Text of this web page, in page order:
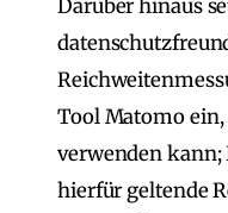
Darüber hinaus
Tool Matomo ein,
verwenden
hierfür geltende